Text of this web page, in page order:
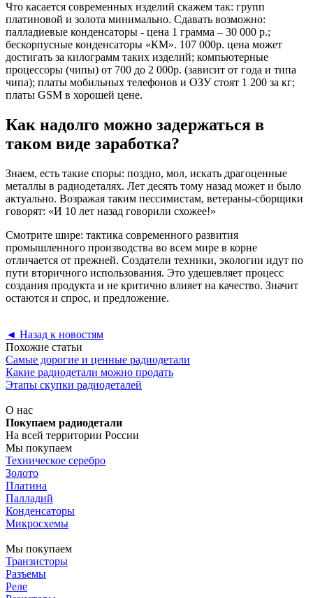
Что касается современных изделий скажем так: групп
платиновой и золота минимально. Сдавать возможно:
палладиевые конденсаторы - цена 1 грамма – 30 000 р.;
бескорпусные конденсаторы «КМ». 107 000р. цена может
достигать за килограмм таких изделий; компьютерные
процессоры (чипы) от 700 до 2 000р. (зависит от года и типа
чипа); платы мобильных телефонов и ОЗУ стоят 1 200 за кг;
платы GSM в хорошей цене.
Как надолго можно задержаться в
таком виде заработка?
Знаем, есть такие споры: поздно, мол, искать драгоценные
металлы в радиодеталях. Лет десять тому назад может и было
актуально. Возражая таким пессимистам, ветераны-сборщики
говорят: «И 10 лет назад говорили схожее!»
Смотрите шире: тактика современного развития
промышленного производства во всем мире в корне
отличается от прежней. Создатели техники, экологии идут по
пути вторичного использования. Это удешевляет процесс
создания продукта и не критично влияет на качество. Значит
остаются и спрос, и предложение.
◄ Назад к новостям
Похожие статьи
Самые дорогие и ценные радиодетали
Какие радиодетали можно продать
Этапы скупки радиодеталей
О нас
Покупаем радиодетали
На всей территории России
Мы покупаем
Техническое серебро
Золото
Платина
Палладий
Конденсаторы
Микросхемы
Мы покупаем
Транзисторы
Разъемы
Реле